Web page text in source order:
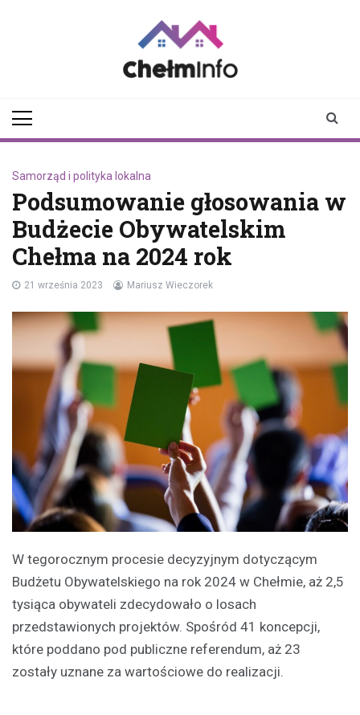
Samorząd i polityka lokalna
Podsumowanie głosowania w
Budżecie Obywatelskim
Chełma na 2024 rok
21 września 2023 Mariusz Wieczorek
W tegorocznym procesie decyzyjnym dotyczącym
Budżetu Obywatelskiego na rok 2024 w Chełmie, aż 2,5
tysiąca obywateli zdecydowało o losach
przedstawionych projektów. Spośród 41 koncepcji,
które poddano pod publiczne referendum, aż 23
zostały uznane za wartościowe do realizacji.